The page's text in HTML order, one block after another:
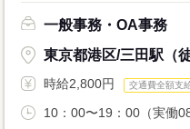
一般事務・OA事務
東京都港区/三田駅（
時給2,800円 交通費全額支
10：00〜19：00（実働